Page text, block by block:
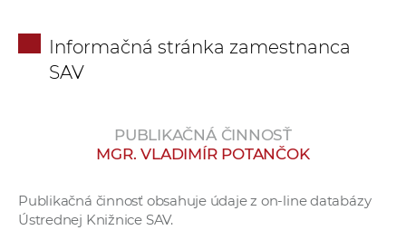
á
p
Informačná stránka zamestnanca
SAV
PUBLIKAČNÁ ČINNOSŤ
MGR. VLADIMÍR POTANČOK
Publikačná činnosť obsahuje údaje z on-line databázy
Ústrednej Knižnice SAV.